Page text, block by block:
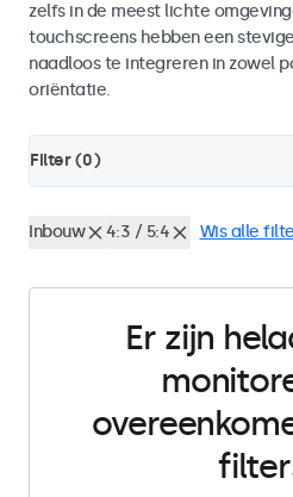
zelfs in de meest lichte
touchscreens hebben een
naadloos te integreren in zowel
oriëntatie.
Filter (0)
Inbouw 4:3 / 5:4 Wis alle
Er zijn